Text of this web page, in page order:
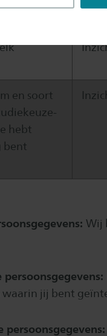
en soort
hebt
bent
Wij
jij bent
persoonsgegevens: